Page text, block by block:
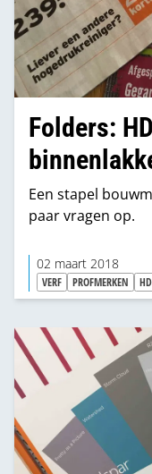
Folders:
Een stapel
paar vragen op.
02 maart 2018
VERF PROFMERKEN